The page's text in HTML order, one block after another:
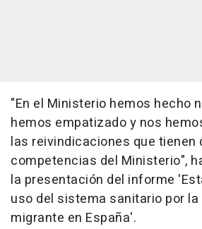
"En el Ministerio hemos hecho
hemos empatizado y nos
las reivindicaciones que tienen
competencias del Ministerio",
la presentación del informe
uso del sistema sanitario por
migrante en España'.